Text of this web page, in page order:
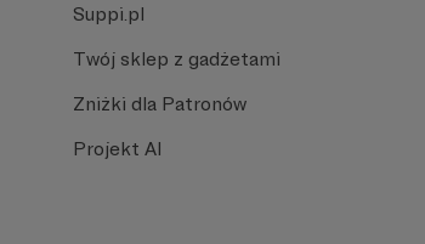
Suppi.pl
Twój sklep z gadżetami
Zniżki dla Patronów
Projekt AI